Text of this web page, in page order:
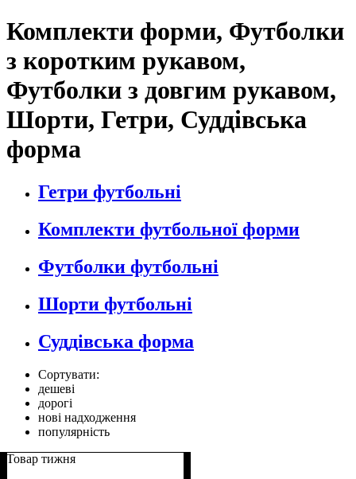
Комплекти форми, Футболки
з коротким рукавом,
Футболки з довгим рукавом,
Шорти, Гетри, Суддівська
форма
Гетри футбольні
Комплекти футбольної форми
Футболки футбольні
Шорти футбольні
Суддівська форма
Сортувати:
дешеві
дорогі
нові надходження
популярність
Товар тижня